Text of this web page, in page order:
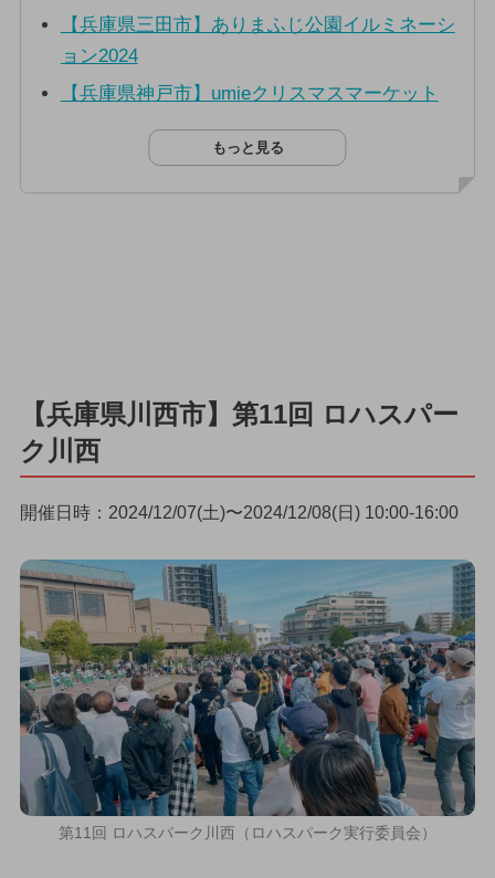
【兵庫県三田市】ありまふじ公園イルミネーシ
ョン2024
【兵庫県神戸市】umieクリスマスマーケット
もっと見る
【兵庫県川西市】第11回 ロハスパー
ク川西
開催日時：2024/12/07(土)〜2024/12/08(日) 10:00-16:00
第11回 ロハスパーク川西（ロハスパーク実行委員会）